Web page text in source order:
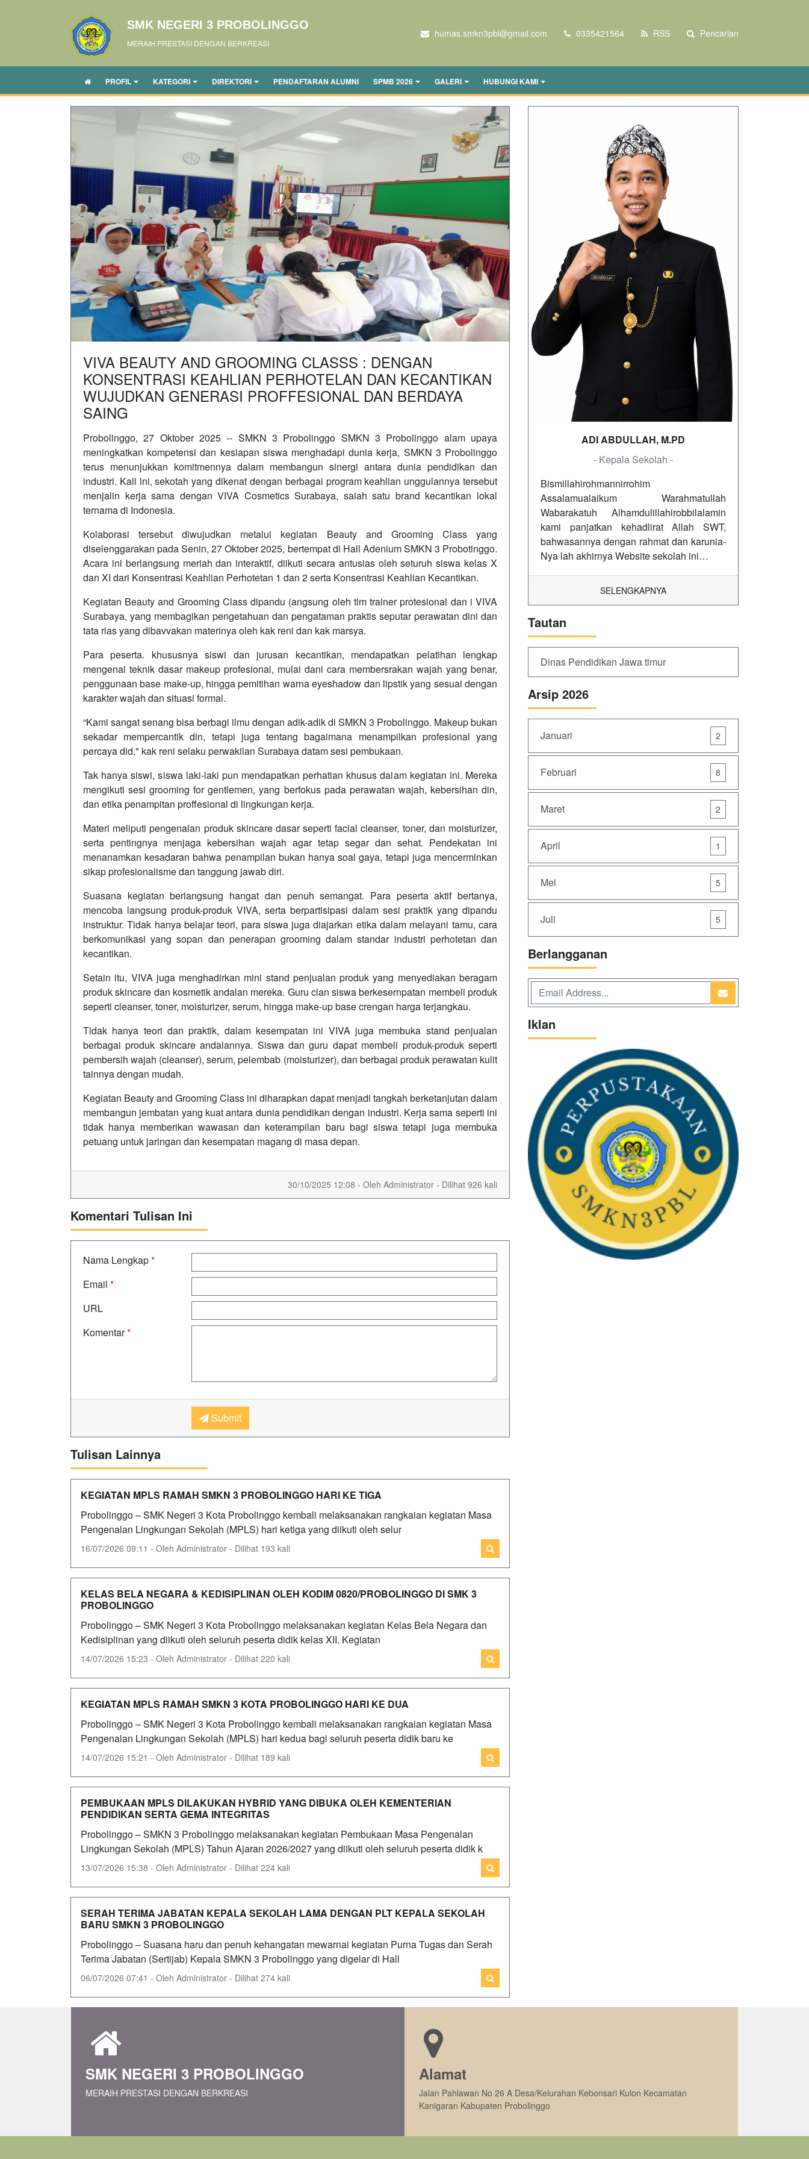
SMK NEGERI 3 PROBOLINGGO
MERAIH PRESTASI DENGAN BERKREASI
humas.smkn3pbl@gmail.com 0335421564 RSS Pencarian
PROFIL KATEGORI DIREKTORI PENDAFTARAN ALUMNI SPMB 2026 GALERI HUBUNGI KAMI
VIVA BEAUTY AND GROOMING CLASSS : DENGAN
KONSENTRASI KEAHLIAN PERHOTELAN DAN KECANTIKAN
WUJUDKAN GENERASI PROFFESIONAL DAN BERDAYA
SAING
Probolinggo, 27 Oktober 2025 -- SMKN 3 Probolinggo SMKN 3 Probolinggo alam upaya
meningkatkan kompetensi dan kesiapan siswa menghadapi dunia kerja, SMKN 3 Probolinggo
terus menunjukkan komitmennya dalam membangun sinergi antara dunia pendidikan dan
industri. Kali ini, sekotah yang dikenat dengan berbagai program keahlian unggulannya tersebut
menjalin kerja sama dengan VIVA Cosmetics Surabaya, saiah satu brand kecantikan lokal
ternama di Indonesia.
Kolaborasi tersebut diwujudkan metalui kegiatan Beauty and Grooming Class yang
diselenggarakan pada Senin, 27 Oktober 2025, bertempat di Hall Adenium SMKN 3 Probotinggo.
Acara ini berlangsung meriah dan interaktif, diikuti secara antusias oleh seturuh siswa kelas X
dan XI dari Konsentrasi Keahlian Perhotetan 1 dan 2 serta Konsentrasi Keahlian Kecantikan.
Kegiatan Beauty and Grooming Class dipandu (angsung oleh tim trainer protesional dan i VIVA
Surabaya, yang membagikan pengetahuan dan pengataman praktis seputar perawatan dini dan
tata rias yang dibavvakan materinya oleh kak reni dan kak marsya.
Para peserta. khususnya siswi dan jurusan kecantikan, mendapatkan pelatihan lengkap
mengenai teknik dasar makeup profesional, mulai dani cara membersrakan wajah yang benar,
penggunaan base make-up, hingga pemitihan warna eyeshadow dan lipstik yang sesuai dengan
karakter wajah dan situasi formal.
“Kami sangat senang bisa berbagi ilmu dengan adik-adik di SMKN 3 Probolinggo. Makeup bukan
sekadar mempercantik din, tetapi juga tentang bagaimana menampilkan profesional yang
percaya did," kak reni selaku perwakilan Surabaya datam sesi pembukaan.
Tak hanya siswi, siswa laki-laki pun mendapatkan perhatian khusus dalam kegiatan ini. Mereka
mengikuti sesi grooming for gentlemen, yang berfokus pada perawatan wajah, kebersihan din,
dan etika penampitan proffesional di lingkungan kerja.
Materi meliputi pengenalan produk skincare dasar seperti facial cleanser, toner, dan moisturizer,
serta pentingnya menjaga kebersihan wajah agar tetap segar dan sehat. Pendekatan ini
menanamkan kesadaran bahwa penampilan bukan hanya soal gaya, tetapi juga mencerminkan
sikap profesionalisme dan tanggung jawab diri.
Suasana kegiatan beriangsung hangat dan penuh semangat. Para peserta aktif bertanya,
mencoba langsung produk-produk VIVA, serta berpartisipasi dalam sesi praktik yang dipandu
instruktur. Tidak hanya belajar teori, para siswa juga diajarkan etika dalam melayani tamu, cara
berkomunikasi yang sopan dan penerapan grooming dalam standar industri perhotetan dan
kecantikan.
Setain itu, VIVA juga menghadirkan mini stand penjualan produk yang menyediakan beragam
produk skincare dan kosmetik andalan mereka. Guru clan siswa berkesernpatan membeli produk
seperti cleanser, toner, moisturizer, serum, hingga make-up base crengan harga terjangkau.
Tidak hanya teori dan praktik, dalam kesempatan ini VIVA juga membuka stand penjualan
berbagai produk skincare andalannya. Siswa dan guru dapat membeli produk-produk seperti
pembersih wajah (cleanser), serum, pelembab (moisturizer), dan berbagai produk perawatan kulit
tainnya dengan mudah.
Kegiatan Beauty and Grooming Class ini diharapkan dapat menjadi tangkah berketanjutan dalam
membangun jembatan yang kuat antara dunia pendidikan dengan industri. Kerja sama seperti ini
tidak hanya memberikan wawasan dan keterampilan baru bagi siswa tetapi juga membuka
petuang untuk jaringan dan kesempatan magang di masa depan.
30/10/2025 12:08 - Oleh Administrator - Dilihat 926 kali
Komentari Tulisan Ini
Nama Lengkap*
Email *
URL
Komentar*
Submit
Tulisan Lainnya
KEGIATAN MPLS RAMAH SMKN 3 PROBOLINGGO HARI KE TIGA
Probolinggo – SMK Negeri 3 Kota Probolinggo kembali melaksanakan rangkaian kegiatan Masa
Pengenalan Lingkungan Sekolah (MPLS) hari ketiga yang diikuti oleh selur
16/07/2026 09:11 - Oleh Administrator - Dilihat 193 kali
KELAS BELA NEGARA & KEDISIPLINAN OLEH KODIM 0820/PROBOLINGGO DI SMK 3
PROBOLINGGO
Probolinggo – SMK Negeri 3 Kota Probolinggo melaksanakan kegiatan Kelas Bela Negara dan
Kedisiplinan yang diikuti oleh seluruh peserta didik kelas XII. Kegiatan
14/07/2026 15:23 - Oleh Administrator - Dilihat 220 kali
KEGIATAN MPLS RAMAH SMKN 3 KOTA PROBOLINGGO HARI KE DUA
Probolinggo – SMK Negeri 3 Kota Probolinggo kembali melaksanakan rangkaian kegiatan Masa
Pengenalan Lingkungan Sekolah (MPLS) hari kedua bagi seluruh peserta didik baru ke
14/07/2026 15:21 - Oleh Administrator - Dilihat 189 kali
PEMBUKAAN MPLS DILAKUKAN HYBRID YANG DIBUKA OLEH KEMENTERIAN
PENDIDIKAN SERTA GEMA INTEGRITAS
Probolinggo – SMKN 3 Probolinggo melaksanakan kegiatan Pembukaan Masa Pengenalan
Lingkungan Sekolah (MPLS) Tahun Ajaran 2026/2027 yang diikuti oleh seluruh peserta didik k
13/07/2026 15:38 - Oleh Administrator - Dilihat 224 kali
SERAH TERIMA JABATAN KEPALA SEKOLAH LAMA DENGAN PLT KEPALA SEKOLAH
BARU SMKN 3 PROBOLINGGO
Probolinggo – Suasana haru dan penuh kehangatan mewarnai kegiatan Purna Tugas dan Serah
Terima Jabatan (Sertijab) Kepala SMKN 3 Probolinggo yang digelar di Hall
06/07/2026 07:41 - Oleh Administrator - Dilihat 274 kali
ADI ABDULLAH, M.PD
- Kepala Sekolah -
Bismillahirohmannirrohim
Assalamualaikum Warahmatullah
Wabarakatuh Alhamdulillahirobbilalamin
kami panjatkan kehadlirat Allah SWT,
bahwasannya dengan rahmat dan karunia-
Nya lah akhirnya Website sekolah ini…
SELENGKAPNYA
Tautan
Dinas Pendidikan Jawa timur
Arsip 2026
Januari 2
Februari 8
Maret 2
April 1
Mei 5
Juli 5
Berlangganan
Iklan
SMK NEGERI 3 PROBOLINGGO
MERAIH PRESTASI DENGAN BERKREASI
Alamat
Jalan Pahlawan No 26 A Desa/Kelurahan Kebonsari Kulon Kecamatan
Kanigaran Kabupaten Probolinggo